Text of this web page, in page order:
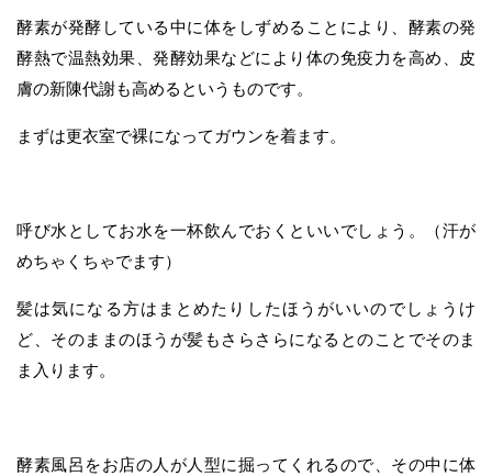
酵素が発酵している中に体をしずめることにより、酵素の発
酵熱で温熱効果、発酵効果などにより体の免疫力を高め、皮
膚の新陳代謝も高めるというものです。
まずは更衣室で裸になってガウンを着ます。
呼び水としてお水を一杯飲んでおくといいでしょう。（汗が
めちゃくちゃでます）
髪は気になる方はまとめたりしたほうがいいのでしょうけ
ど、そのままのほうが髪もさらさらになるとのことでそのま
ま入ります。
酵素風呂をお店の人が人型に掘ってくれるので、その中に体